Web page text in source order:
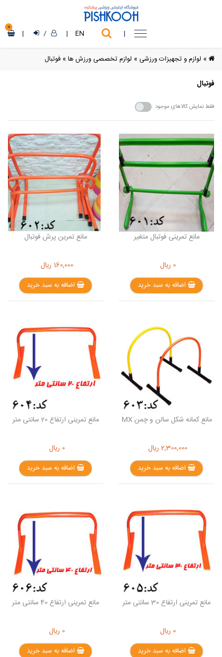
|
EN
|
/
|
0
» لوازم و تجهیزات ورزشی » لوازم تخصصی ورزش ها» فوتبال
فوتبال
فقط نمایش کالاهای موجود
مانع تمرینی فوتبال متغیر
0 ریال
اضافه به سبد خرید
مانع تمرین پرش فوتبال
160,000 ریال
اضافه به سبد خرید
مانع کمانه شکل سالن و چمن MX
2,300,000 ریال
اضافه به سبد خرید
مانع تمرینی ارتفاع 20 سانتی متر
0 ریال
اضافه به سبد خرید
مانع تمرینی ارتفاع 30 سانتی متر
0 ریال
اضافه به سبد خرید
مانع تمرینی ارتفاع 40 سانتی متر
0 ریال
اضافه به سبد خرید